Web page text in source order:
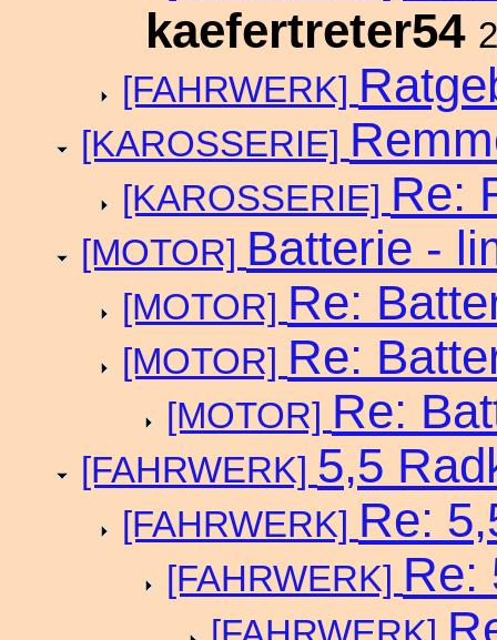
kaefertreter54
[FAHRWERK]
[KAROSSERIE]
[KAROSSERIE] Re:
[MOTOR] Batterie -
[MOTOR] Re:
[MOTOR] Re:
[MOTOR] Re:
[FAHRWERK] 5,5
[FAHRWERK] Re:
[FAHRWERK] Re: